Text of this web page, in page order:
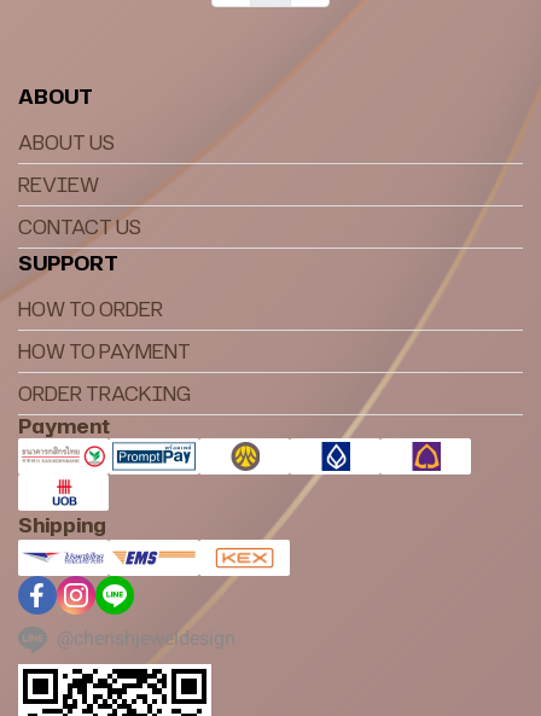
ABOUT
ABOUT US
REVIEW
CONTACT US
SUPPORT
HOW TO ORDER
HOW TO PAYMENT
ORDER TRACKING
Payment
Shipping
@cherishjeweldesign